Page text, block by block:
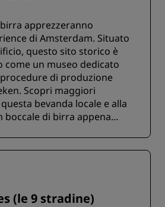
apprezzeranno
di Amsterdam. Situato
questo sito storico è
un museo dedicato
di produzione
Scopri maggiori
bevanda locale e alla
boccale di birra appena
(le 9 stradine)